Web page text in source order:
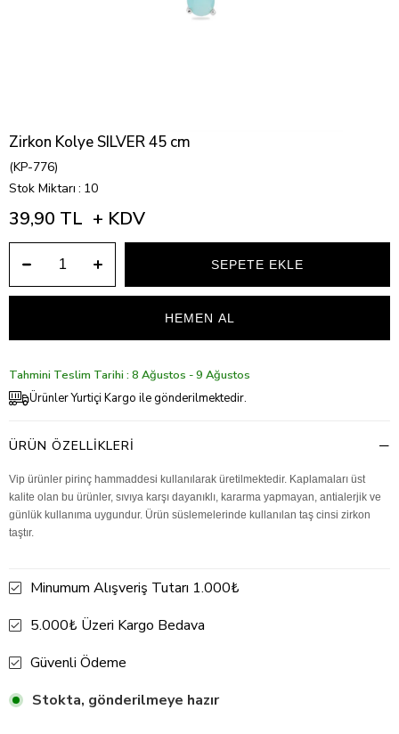
Zirkon Kolye SILVER 45 cm
(KP-776)
Stok Miktarı : 10
39,90 TL + KDV
Tahmini Teslim Tarihi : 8 Ağustos - 9 Ağustos
Ürünler Yurtiçi Kargo ile gönderilmektedir.
ÜRÜN ÖZELLIKLERI
Vip ürünler pirinç hammaddesi kullanılarak üretilmektedir. Kaplamaları üst
kalite olan bu ürünler, sıvıya karşı dayanıklı, kararma yapmayan, antialerjik ve
günlük kullanıma uygundur. Ürün süslemelerinde kullanılan taş cinsi zirkon
taştır.
Minumum Alışveriş Tutarı 1.000₺
5.000₺ Üzeri Kargo Bedava
Güvenli Ödeme
Stokta, gönderilmeye hazır